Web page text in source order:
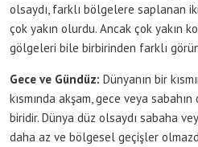
olsaydı, farklı bölgelere saplanan
çok yakın olurdu. Ancak çok yakın
gölgeleri bile birbirinden farklı
Gece ve Gündüz: Dünyanın bir
kısmında akşam, gece veya
biridir. Dünya düz olsaydı sabaha
daha az ve bölgesel geçişler